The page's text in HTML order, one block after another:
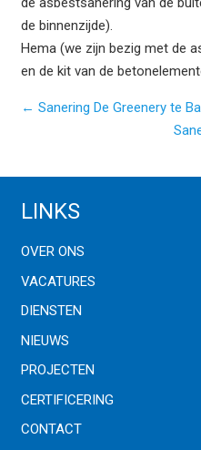
de binnenzijde).
Hema (we zijn bezig met de
en de kit van de
← Sanering De Greenery te
LINKS
OVER ONS
VACATURES
DIENSTEN
NIEUWS
PROJECTEN
CERTIFICERING
CONTACT